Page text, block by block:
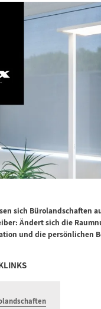
sich Bürolandschaften
Ändert sich die
und die persönlichen